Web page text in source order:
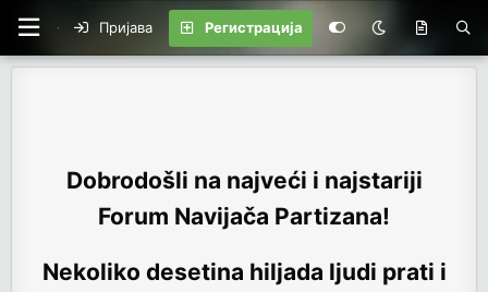
Пријава Регистрација
Dobrodošli na najveći i najstariji
Forum Navijača Partizana!
Nekoliko desetina hiljada ljudi prati i